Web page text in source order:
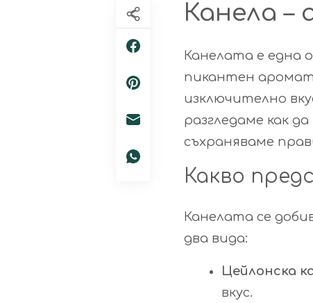
Канела
Канелата е една
пикантен
изключително
разгледаме как
съхраняваме
Какво
Канелата се
два вида:
Цейлонска
вкус.